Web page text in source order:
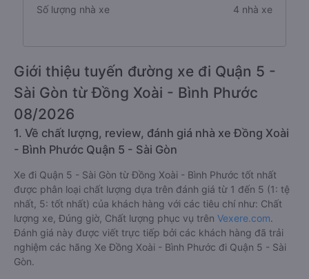
Số lượng nhà xe 4 nhà xe
Giới thiệu tuyến đường xe đi Quận 5 -
Sài Gòn từ Đồng Xoài - Bình Phước
08/2026
1. Về chất lượng, review, đánh giá nhà xe Đồng Xoài
- Bình Phước Quận 5 - Sài Gòn
Xe đi Quận 5 - Sài Gòn từ Đồng Xoài - Bình Phước tốt nhất
được phân loại chất lượng dựa trên đánh giá từ 1 đến 5 (1: tệ
nhất, 5: tốt nhất) của khách hàng với các tiêu chí như: Chất
lượng xe, Đúng giờ, Chất lượng phục vụ trên Vexere.com.
Đánh giá này được viết trực tiếp bởi các khách hàng đã trải
nghiệm các hãng Xe Đồng Xoài - Bình Phước đi Quận 5 - Sài
Gòn.